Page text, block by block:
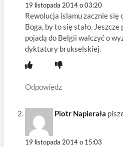
19 listopada 2014 o 03:20
Rewolucja islamu zacznie się
Boga, by to się stało.
pojadą do Belgii walczyć o
dyktatury brukselskiej.
Odpowiedz
Piotr Napierała
19 listopada 2014 o 15:03